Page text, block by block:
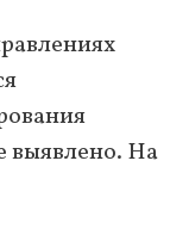
выявлено. На